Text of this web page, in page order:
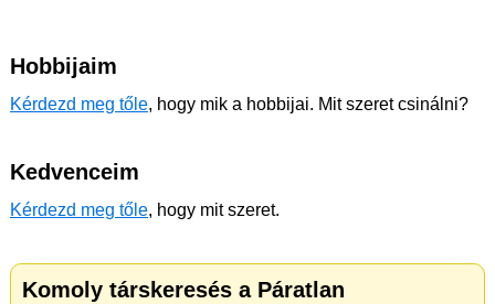
Hobbijaim
Kérdezd meg tőle, hogy mik a hobbijai. Mit szeret csinálni?
Kedvenceim
Kérdezd meg tőle, hogy mit szeret.
Komoly társkeresés a Páratlan